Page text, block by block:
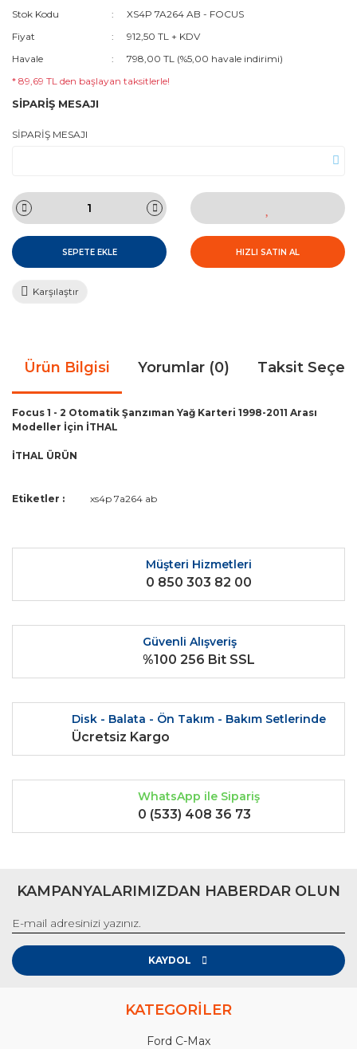
Stok Kodu
XS4P 7A264 AB - FOCUS
Fiyat
912,50 TL + KDV
Havale
798,00 TL (%5,00 havale indirimi)
* 89,69 TL den başlayan taksitlerle!
SİPARİŞ MESAJI
SİPARİŞ MESAJI
SEPETE EKLE HIZLI SATIN AL
Karşılaştır
Ürün Bilgisi Yorumlar (0) Taksit
Focus 1 - 2 Otomatik Şanzıman Yağ Karteri 1998-2011 Arası
Modeller İçin İTHAL
İTHAL ÜRÜN
Yorum Yaz
Bu ürünün fiyat bilgisi, resim, ürün açıklamalarında ve diğer
Ürün resmi kalitesiz, bozuk veya görüntülenemiyor.
Ürün açıklamasında eksik bilgiler bulunuyor.
Ürün bilgilerinde hatalar bulunuyor.
Ürün fiyatı diğer sitelerden daha pahalı.
Etiketler : xs4p 7a264 ab
Müşteri Hizmetleri
0 850 303 82 00
Güvenli Alışveriş
%100 256 Bit SSL
Disk - Balata - Ön Takım - Bakım Setlerinde
Ücretsiz Kargo
WhatsApp ile Sipariş
0 (533) 408 36 73
KAMPANYALARIMIZDAN HABERDAR OLUN
KAYDOL
KATEGORİLER
Ford C-Max